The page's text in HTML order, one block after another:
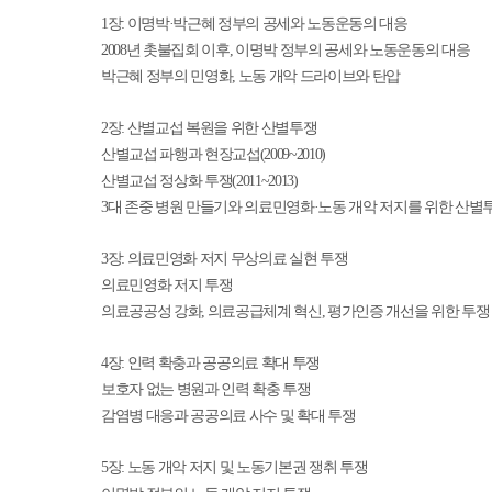
1장: 이명박·박근혜 정부의 공세와 노동운동의 대응
2008년 촛불집회 이후, 이명박 정부의 공세와 노동운동의 대응
박근혜 정부의 민영화, 노동 개악 드라이브와 탄압
2장: 산별교섭 복원을 위한 산별투쟁
산별교섭 파행과 현장교섭(2009~2010)
산별교섭 정상화 투쟁(2011~2013)
3대 존중 병원 만들기와 의료민영화·노동 개악 저지를 위한 산별
3장: 의료민영화 저지 무상의료 실현 투쟁
의료민영화 저지 투쟁
의료공공성 강화, 의료공급체계 혁신,평가인증 개선을 위한 투쟁
4장: 인력 확충과 공공의료 확대 투쟁
보호자 없는 병원과 인력 확충 투쟁
감염병 대응과 공공의료 사수 및 확대 투쟁
5장: 노동 개악 저지 및 노동기본권 쟁취 투쟁